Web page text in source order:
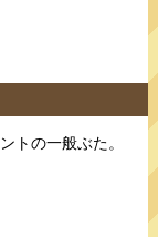
トの一般ぶた。